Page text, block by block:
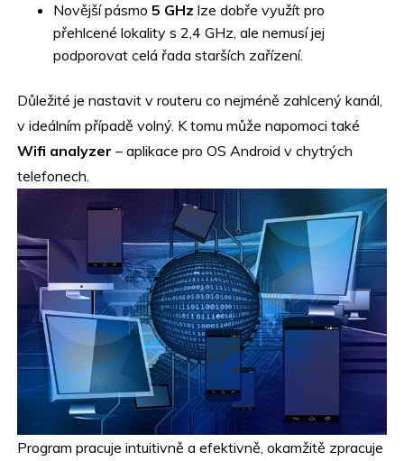
Novější pásmo5 GHz lze dobře využít pro
přehlcené lokality s 2,4 GHz, ale nemusí jej
podporovat celá řada starších zařízení.
Důležité je nastavit v routeru co nejméně zahlcený kanál,
v ideálním případě volný. K tomu může napomoci také
Wifi analyzer – aplikace pro OS Android v chytrých
telefonech.
Program pracuje intuitivně a efektivně, okamžitě zpracuje